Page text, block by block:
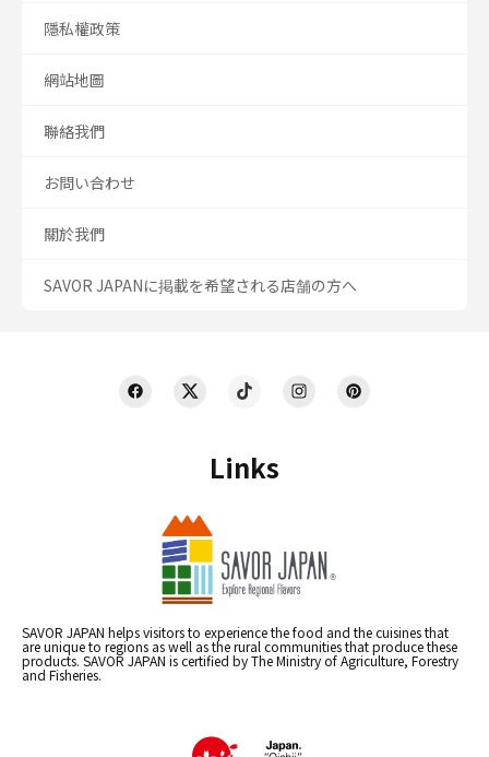
Links
SAVOR JAPAN helps visitors to experience the food and the cuisines that
are unique to regions as well as the rural communities that produce these
products. SAVOR JAPAN is certified by The Ministry of Agriculture, Forestry
and Fisheries.
隱私權政策
網站地圖
聯絡我們
お問い合わせ
關於我們
SAVOR JAPANに掲載を希望される店舗の方へ